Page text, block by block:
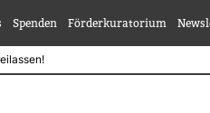
Spenden Förderkuratorium